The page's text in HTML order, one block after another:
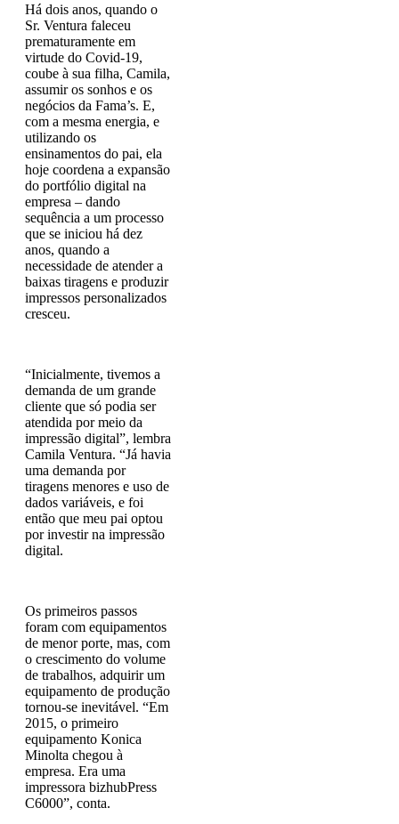
Há dois anos, quando o
Sr. Ventura faleceu
prematuramente em
virtude do Covid-19,
coube à sua filha, Camila,
assumir os sonhos e os
negócios da Fama’s. E,
com a mesma energia, e
utilizando os
ensinamentos do pai, ela
hoje coordena a expansão
do portfólio digital na
empresa – dando
sequência a um processo
que se iniciou há dez
anos, quando a
necessidade de atender a
baixas tiragens e produzir
impressos personalizados
cresceu.
“Inicialmente, tivemos a
demanda de um grande
cliente que só podia ser
atendida por meio da
impressão digital”, lembra
Camila Ventura. “Já havia
uma demanda por
tiragens menores e uso de
dados variáveis, e foi
então que meu pai optou
por investir na impressão
digital.
Os primeiros passos
foram com equipamentos
de menor porte, mas, com
o crescimento do volume
de trabalhos, adquirir um
equipamento de produção
tornou-se inevitável. “Em
2015, o primeiro
equipamento Konica
Minolta chegou à
empresa. Era uma
impressora bizhubPress
C6000”, conta.